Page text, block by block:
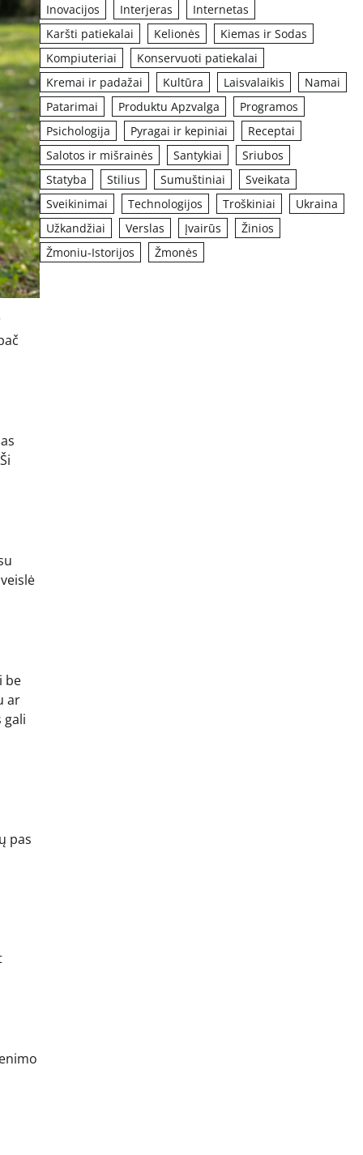
be
ar
gali
pas
Inovacijos
Interjeras
Internetas
Karšti patiekalai
Kelionės
Kiemas ir Sodas
Kompiuteriai
Konservuoti patiekalai
Kremai ir padažai
Kultūra Laisvalaikis
Namai
Patarimai
Produktu Apzvalga
Programos
Psichologija
Pyragai ir kepiniai
Receptai
Salotos ir mišrainės
Santykiai
Sriubos
Statyba
Stilius Sumuštiniai
Sveikata
Sveikinimai
Technologijos Troškiniai
Ukraina
Užkandžiai
Verslas Įvairūs
Žinios
Žmoniu-Istorijos
Žmonės